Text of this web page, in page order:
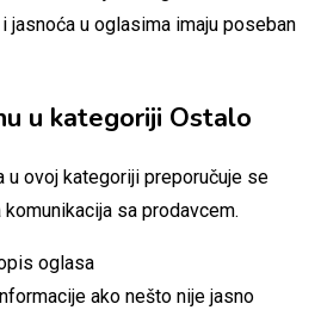
jasnoća u oglasima imaju poseban
u kategoriji Ostalo
u ovoj kategoriji preporučuje se
sa prodavcem.
oglasa
ako nešto nije jasno